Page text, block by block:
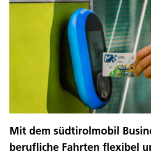
Mit dem südtirolmobil
berufliche Fahrten flexibel